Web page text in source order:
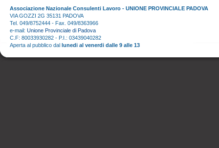
Associazione Nazionale Consulenti Lavoro - UNIONE PROVINCIALE PADOVA
VIA GOZZI 2G 35131 PADOVA
Tel. 049/8752444 - Fax. 049/8363966
e-mail: Unione Provinciale di Padova
C.F: 80033930282 - P.I.: 03439040282
Aperta al pubblico dal lunedi al venerdi dalle 9 alle 13